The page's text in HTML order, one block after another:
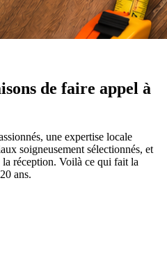
de faire appel à
une expertise locale
soigneusement sélectionnés, et
réception. Voilà ce qui fait la
ans.